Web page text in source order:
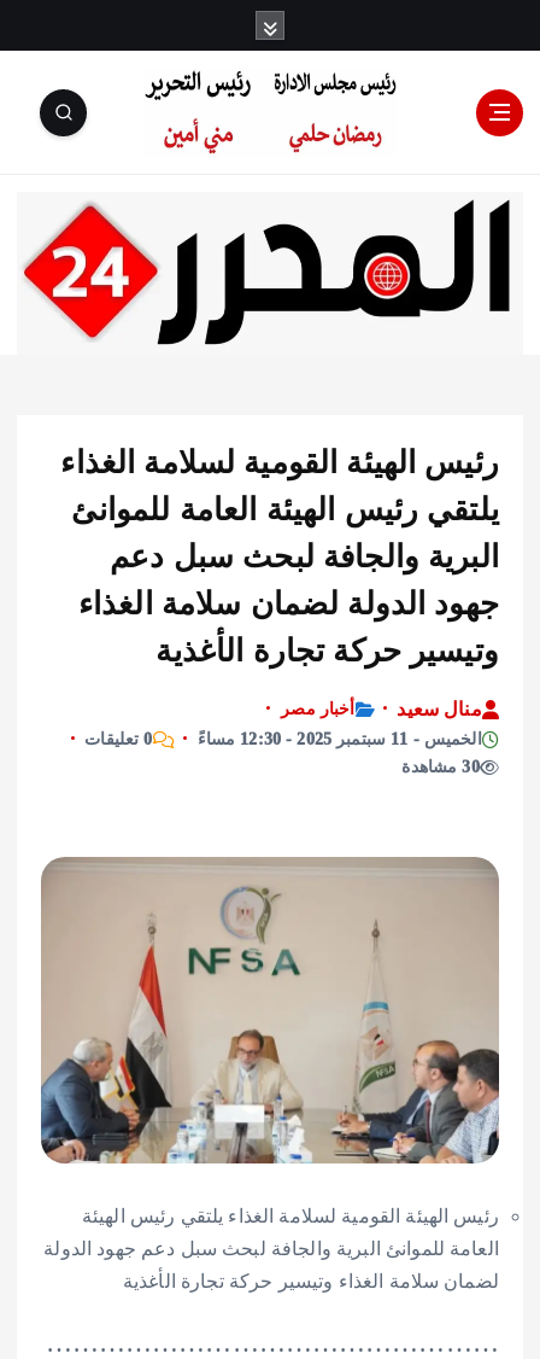
رئيس مجلس
الإدارة: رمضان
التحرير:مني أمين
الهيئة القومية لسلامة الغذاء
رئيس الهيئة العامة للموانئ
والجافة لبحث سبل دعم
الدولة لضمان سلامة الغذاء
حركة تجارة الأغذية
سعيد
أخبار مصر
2025 - 12:30 مساءً
0 تعليقات
القومية لسلامة الغذاء يلتقي رئيس الهيئة
للموانئ البرية والجافة لبحث سبل دعم جهود الدولة
سلامة الغذاء وتيسير حركة تجارة الأغذية